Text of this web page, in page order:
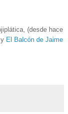
(desde hace
El Balcón de Jaime